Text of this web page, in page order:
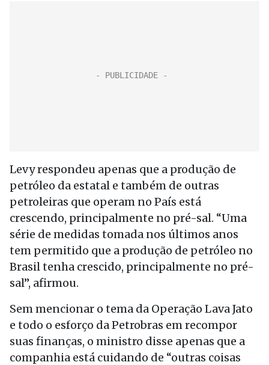
Levy respondeu apenas que a produção de
petróleo da estatal e também de outras
petroleiras que operam no País está
crescendo, principalmente no pré-sal. “Uma
série de medidas tomada nos últimos anos
tem permitido que a produção de petróleo no
Brasil tenha crescido, principalmente no pré-
sal”, afirmou.
Sem mencionar o tema da Operação Lava Jato
e todo o esforço da Petrobras em recompor
suas finanças, o ministro disse apenas que a
companhia está cuidando de “outras coisas